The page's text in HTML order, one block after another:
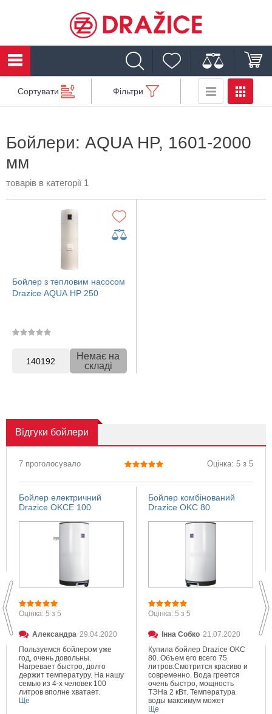
Сортувати Фільтри
Бойлери: AQUA HP, 1601-2000
мм
товарів в категорії 1
Бойлер з тепловим насосом
Drazice AQUA HP 250
140192
Немає на
складі
Відгуки бойлери
7 проголосувало Оцінка: 5 з 5
Бойлер електричний
Drazice OKCE 100
Оцінка: 5 з 5
Александра 29.04.2020
Пользуемся бойлером уже
год, очень довольны.
Нагревает быстро, долго
держит температуру. На нашу
семью из 4-х человек 100
литров вполне хватает.
Ще
Бойлер комбінований
Drazice OKC 80
Оцінка: 5 з 5
Інна Собко 21.07.2020
Купила бойлер Drazice OKC
80. Объем его всего 75
литров.Смотрится красиво и
современно. Вода греется
очень быстро, мощность
ТЭНа 2 кВт. Температура
воды максимум может
составлять 80 градусов.
Ще